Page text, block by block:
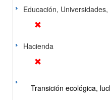
Educación,
Hacienda
Transición ecológica,